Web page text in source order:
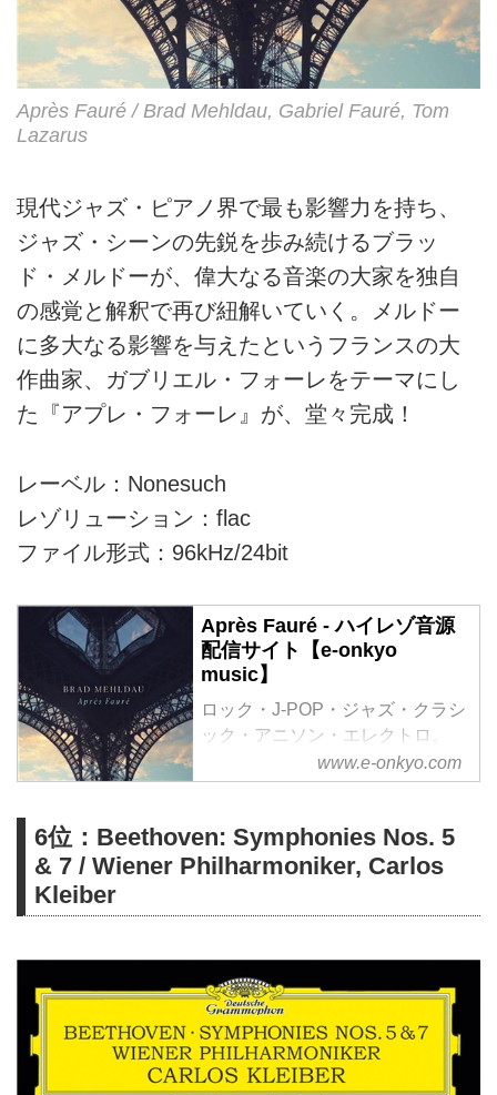
Après Fauré / Brad Mehldau, Gabriel Fauré, Tom
Lazarus
現代ジャズ・ピアノ界で最も影響力を持ち、
ジャズ・シーンの先鋭を歩み続けるブラッ
ド・メルドーが、偉大なる音楽の大家を独自
の感覚と解釈で再び紐解いていく。メルドー
に多大なる影響を与えたというフランスの大
作曲家、ガブリエル・フォーレをテーマにし
た『アプレ・フォーレ』が、堂々完成！
レーベル：Nonesuch
レゾリューション：flac
ファイル形式：96kHz/24bit
Après Fauré - ハイレゾ音源
配信サイト【e-onkyo
music】
ロック・J-POP・ジャズ・クラシ
ック・アニソン・エレクトロ。
様々なジャンルをハイレゾで配信
中。WAV・flac・DSDなど各種フ
聴くならe-onkyo music！
www.e-onkyo.com
6位：Beethoven: Symphonies Nos. 5
& 7 / Wiener Philharmoniker, Carlos
Kleiber